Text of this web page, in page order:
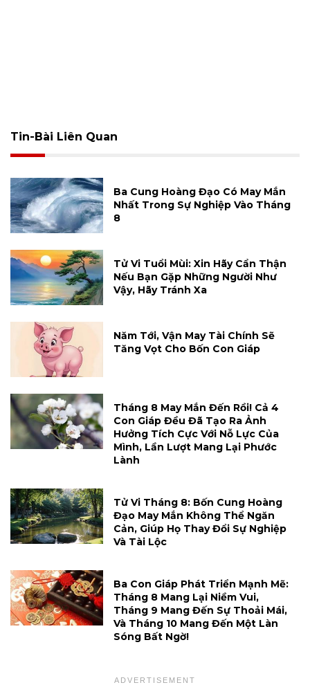
Tin-Bài Liên Quan
Ba Cung Hoàng Đạo Có May Mắn
Nhất Trong Sự Nghiệp Vào Tháng
8
Tử Vi Tuổi Mùi: Xin Hãy Cẩn Thận
Nếu Bạn Gặp Những Người Như
Vậy, Hãy Tránh Xa
Năm Tới, Vận May Tài Chính Sẽ
Tăng Vọt Cho Bốn Con Giáp
Tháng 8 May Mắn Đến Rồi! Cả 4
Con Giáp Đều Đã Tạo Ra Ảnh
Hưởng Tích Cực Với Nỗ Lực Của
Mình, Lần Lượt Mang Lại Phước
Lành
Tử Vi Tháng 8: Bốn Cung Hoàng
Đạo May Mắn Không Thể Ngăn
Cản, Giúp Họ Thay Đổi Sự Nghiệp
Và Tài Lộc
Ba Con Giáp Phát Triển Mạnh Mẽ:
Tháng 8 Mang Lại Niềm Vui,
Tháng 9 Mang Đến Sự Thoải Mái,
Và Tháng 10 Mang Đến Một Làn
Sóng Bất Ngờ!